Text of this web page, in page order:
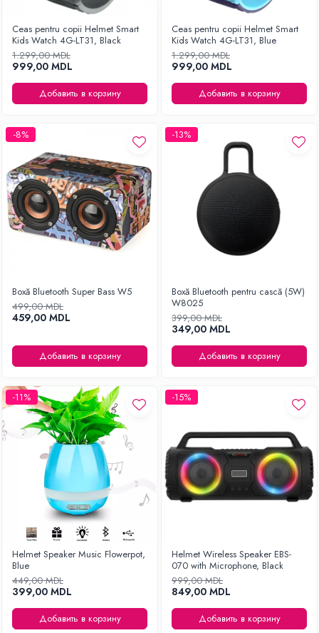
Ceas pentru copii Helmet Smart
Kids Watch 4G-LT31, Black
1.299,00 MDL
999,00 MDL
Добавить в корзину
Ceas pentru copii Helmet Smart
Kids Watch 4G-LT31, Blue
1.299,00 MDL
999,00 MDL
Добавить в корзину
-8%
Boxă Bluetooth Super Bass W5
499,00 MDL
459,00 MDL
Добавить в корзину
-13%
Boxă Bluetooth pentru cască (5W)
W8025
399,00 MDL
349,00 MDL
Добавить в корзину
-11%
Helmet Speaker Music Flowerpot,
Blue
449,00 MDL
399,00 MDL
Добавить в корзину
-15%
Helmet Wireless Speaker EBS-
070 with Microphone, Black
999,00 MDL
849,00 MDL
Добавить в корзину